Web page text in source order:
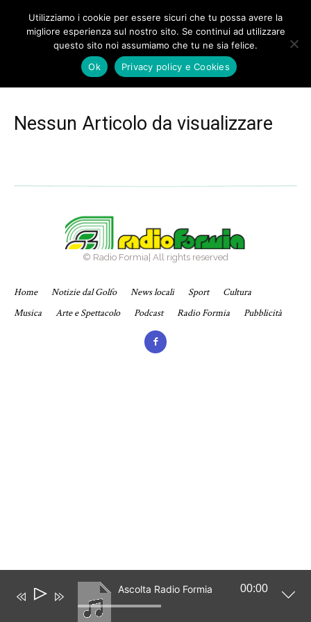
Notizie dal Golfo
Nessun Articolo da visualizzare
© Radio Formia| All rights reserved
Home Notizie dal Golfo News locali Sport
Cultura
Musica
Arte e Spettacolo Podcast Radio Formia Pubblicità
Ascolta Radio Formia
Audio
00:00
Utilizziamo i cookie per essere sicuri che tu possa avere la
migliore esperienza sul nostro sito. Se continui ad utilizzare
questo sito noi assumiamo che tu ne sia felice.
Ok
Privacy policy e Cookies